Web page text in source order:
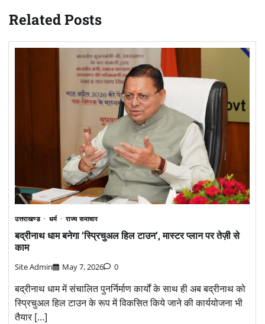
Related Posts
उत्तराखण्ड धर्म राज्य समाचार
बद्रीनाथ धाम बनेगा ‘स्प्रिचुअल हिल टाउन’, मास्टर प्लान पर तेज़ी से
काम
Site Admin May 7, 2026 0
बद्रीनाथ धाम में संचालित पुनर्निर्माण कार्यों के साथ ही अब बद्रीनाथ को
स्प्रिचुअल हिल टाउन के रूप में विकसित किये जाने की कार्ययोजना भी
तैयार […]